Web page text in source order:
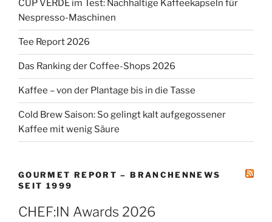
CUP VERDE im Test: Nachhaltige Kaffeekapseln für
Nespresso-Maschinen
Tee Report 2026
Das Ranking der Coffee-Shops 2026
Kaffee – von der Plantage bis in die Tasse
Cold Brew Saison: So gelingt kalt aufgegossener
Kaffee mit wenig Säure
GOURMET REPORT – BRANCHENNEWS
SEIT 1999
CHEF:IN Awards 2026